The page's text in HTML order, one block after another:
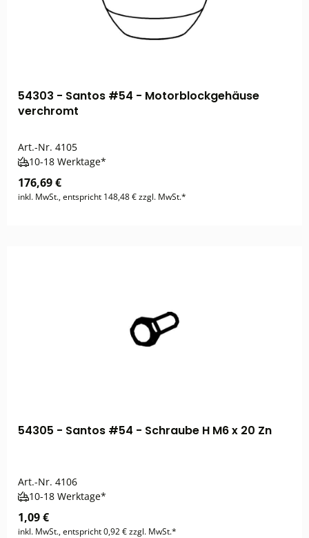
54303 - Santos #54 - Motorblockgehäuse
verchromt
Art.-Nr. 4105
10-18 Werktage*
176,69 €
inkl. MwSt., entspricht 148,48 € zzgl. MwSt.*
54305 - Santos #54 - Schraube H M6 x 20 Zn
Art.-Nr. 4106
10-18 Werktage*
1,09 €
inkl. MwSt., entspricht 0,92 € zzgl. MwSt.*